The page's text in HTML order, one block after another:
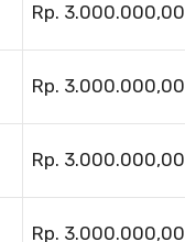
Rp. 3.000.000,00
Rp. 3.000.000,00
Rp. 3.000.000,00
Rp. 3.000.000,00